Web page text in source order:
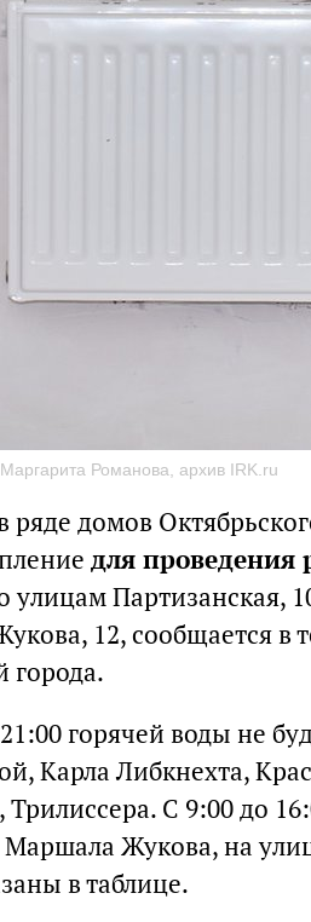
Романова, архив IRK.ru
ряде домов
для проведения
улицам Партизанская,
12, сообщается в
города.
горячей воды не
Карла Либкнехта,
Трилиссера. С 9:00 до
Маршала Жукова, на
в таблице.